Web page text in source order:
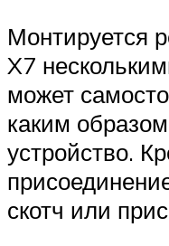
Монтируется
X7
может
каким
устройство.
скотч или